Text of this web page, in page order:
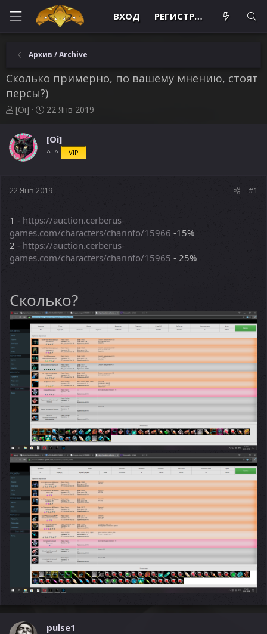
ВХОД РЕГИСТРАЦИЯ
Архив / Archive
Сколько примерно, по вашему мнению, стоят
персы?)
А
т
о
р
м
[Oi]
Д
а
н
а
22 Янв 2019
[Oi]
^_^ VIP
22 Янв 2019 #1
1 - https://auction.cerberus-
games.com/characters/charinfo/15966 -15%
2 - https://auction.cerberus-
games.com/characters/charinfo/15965 - 25%
Сколько?
pulse1